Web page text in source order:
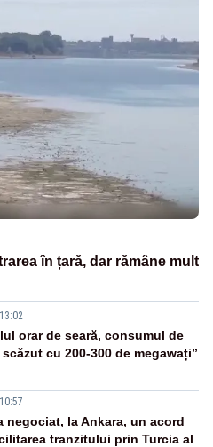
în țară, dar rămâne mult
orar de seară, consumul de
cu 200-300 de megawați”
negociat, la Ankara, un acord
tranzitului prin Turcia al